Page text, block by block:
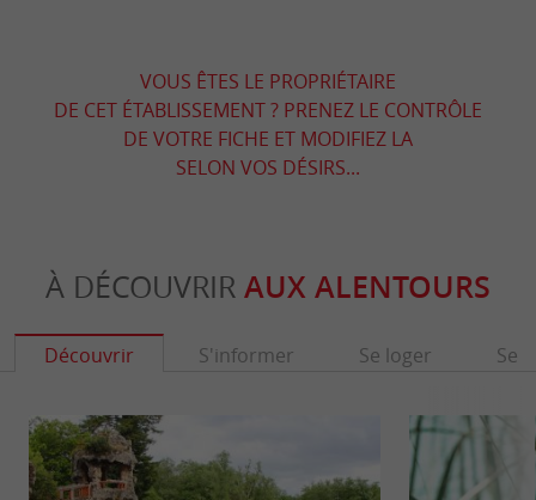
VOUS ÊTES LE PROPRIÉTAIRE
DE CET ÉTABLISSEMENT ? PRENEZ LE CONTRÔLE
DE VOTRE FICHE ET MODIFIEZ LA
SELON VOS DÉSIRS...
À DÉCOUVRIR AUX ALENTOURS
Découvrir S'informer Se loger Se